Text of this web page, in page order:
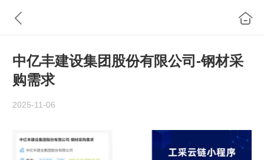
中亿丰建设集团股份有限公司-钢材采
购需求
2025-11-06